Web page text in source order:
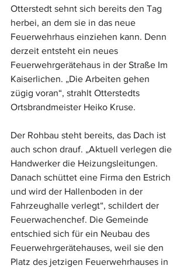
Otterstedt sehnt sich bereits den Tag
herbei, an dem sie in das neue
Feuerwehrhaus einziehen kann. Denn
derzeit entsteht ein neues
Feuerwehrgerätehaus in der Straße Im
Kaiserlichen. „Die Arbeiten gehen
zügig voran“, strahlt Otterstedts
Ortsbrandmeister Heiko Kruse.
Der Rohbau steht bereits, das Dach ist
auch schon drauf. „Aktuell verlegen die
Handwerker die Heizungsleitungen.
Danach schüttet eine Firma den Estrich
und wird der Hallenboden in der
Fahrzeughalle verlegt“, schildert der
Feuerwachenchef. Die Gemeinde
entschied sich für ein Neubau des
Feuerwehrgerätehauses, weil sie den
Platz des jetzigen Feuerwehrhauses in